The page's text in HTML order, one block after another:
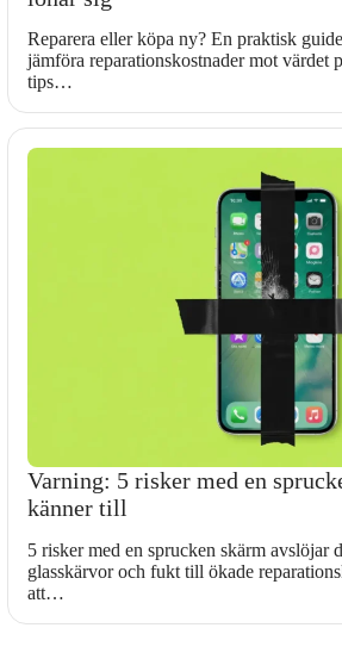
Reparera eller köpa ny? En praktisk
jämföra reparationskostnader mot värdet
tips…
Varning: 5 risker med en
känner till
5 risker med en sprucken skärm avslöjar
glasskärvor och fukt till ökade
att…